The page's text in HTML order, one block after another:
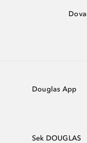
Douglas App
Sek DOUGLAS